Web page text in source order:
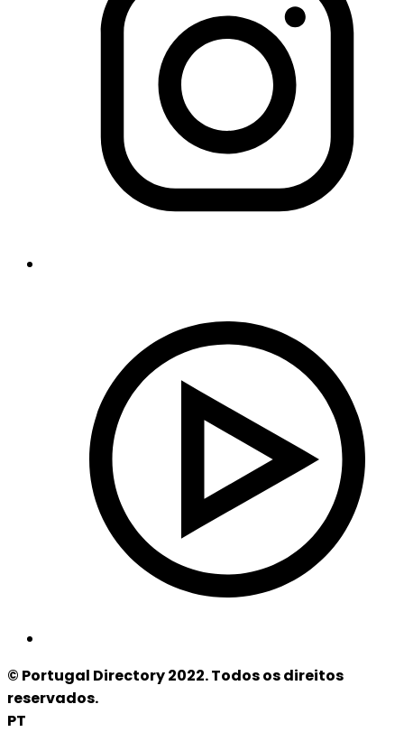
© Portugal Directory 2022. Todos os direitos
reservados.
PT